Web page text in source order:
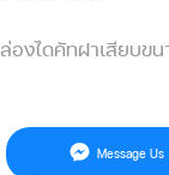
องไดคัทฝาเสียบข
Message Us